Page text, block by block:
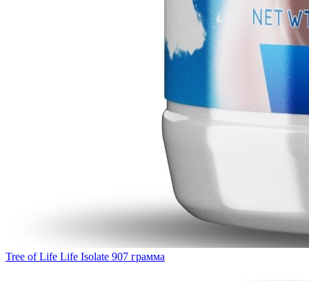
Tree of Life Life Isolate 907 грамма